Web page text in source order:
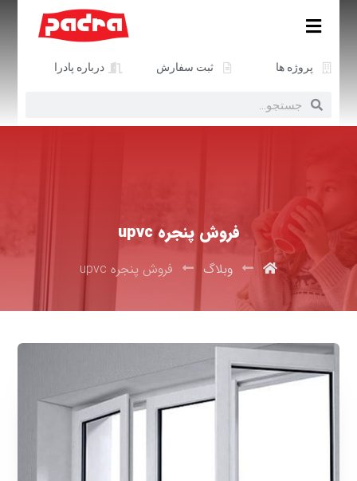
پروژه ها ثبت سفارش درباره پادرا
فروش پنجره upvc
وبلاگ فروش پنجره upvc